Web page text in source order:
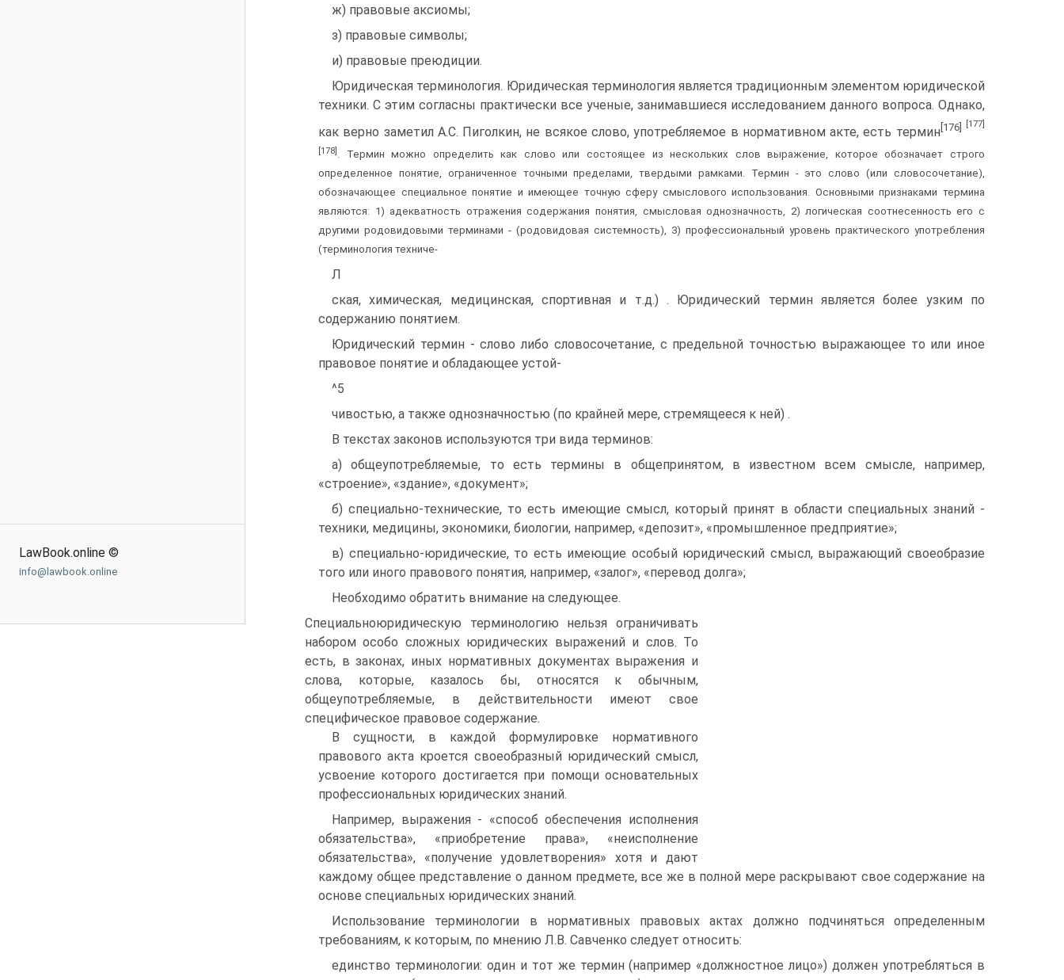
LawBook.online ©
info@lawbook.online
ж) правовые аксиомы;
з) правовые символы;
и) правовые преюдиции.
Юридическая терминология. Юридическая терминология является традиционным элементом юридической
техники. С этим согласны практически все ученые, занимавшиеся исследованием данного вопроса. Однако,
как верно заметил А.С. Пиголкин, не всякое слово, употребляемое в нормативном акте, есть термин [176] [177]
[178] . Термин можно определить как слово или состоящее из нескольких слов выражение, которое обозначает строго
определенное понятие, ограниченное точными пределами, твердыми рамками. Термин - это слово (или словосочетание),
обозначающее специальное понятие и имеющее точную сферу смыслового использования. Основными признаками термина
являются: 1) адекватность отражения содержания понятия, смысловая однозначность, 2) логическая соотнесенность его с
другими родовидовыми терминами - (родовидовая системность), 3) профессиональный уровень практического употребления
(терминология техниче-
Л
ская, химическая, медицинская, спортивная и т.д.) . Юридический термин является более узким по
содержанию понятием.
Юридический термин - слово либо словосочетание, с предельной точностью выражающее то или иное
правовое понятие и обладающее устой-
^5
чивостью, а также однозначностью (по крайней мере, стремящееся к ней) .
В текстах законов используются три вида терминов:
а) общеупотребляемые, то есть термины в общепринятом, в известном всем смысле, например,
«строение», «здание», «документ»;
б) специально-технические, то есть имеющие смысл, который принят в области специальных знаний -
техники, медицины, экономики, биологии, например, «депозит», «промышленное предприятие»;
в) специально-юридические, то есть имеющие особый юридический смысл, выражающий своеобразие
того или иного правового понятия, например, «залог», «перевод долга»;
Необходимо обратить внимание на следующее.
Специальноюридическую терминологию нельзя ограничивать
набором особо сложных юридических выражений и слов. То
есть, в законах, иных нормативных документах выражения и
слова, которые, казалось бы, относятся к обычным,
общеупотребляемые, в действительности имеют свое
специфическое правовое содержание.
В сущности, в каждой формулировке нормативного
правового акта кроется своеобразный юридический смысл,
усвоение которого достигается при помощи основательных
профессиональных юридических знаний.
Например, выражения - «способ обеспечения исполнения
обязательства», «приобретение права», «неисполнение
обязательства», «получение удовлетворения» хотя и дают
каждому общее представление о данном предмете, все же в полной мере раскрывают свое содержание на
основе специальных юридических знаний.
Использование терминологии в нормативных правовых актах должно подчиняться определенным
требованиям, к которым, по мнению Л.В. Савченко следует относить:
единство терминологии: один и тот же термин (например «должностное лицо») должен употребляться в